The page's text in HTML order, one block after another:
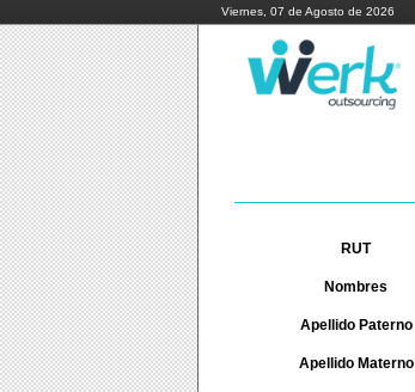
Viernes, 07 de Agosto de 2026
RUT
Nombres
Apellido Paterno
Apellido Materno